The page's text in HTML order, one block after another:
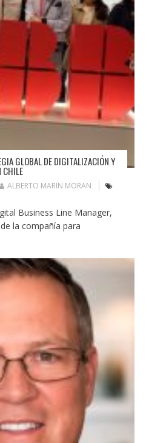
GLOBAL DE DIGITALIZACIÓN Y
CHILE
ALBERTO MARIN MORAN
Business Line Manager,
la compañía para